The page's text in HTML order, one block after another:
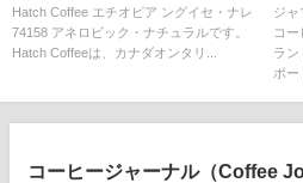
ク・ナチュラル
Hatch Coffee エチオピア ングイセ・ナレ
74158 アネロビック・ナチュラルです。
Hatch Coffeeは、カナダオンタリ...
ト
ジャ
コ
ラン
ポー
コーヒージャーナル（Coffee